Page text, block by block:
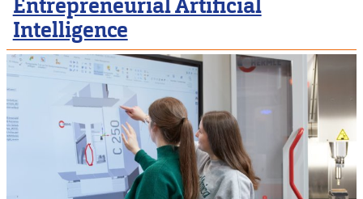
Entrepreneurial Artificial
Intelligence